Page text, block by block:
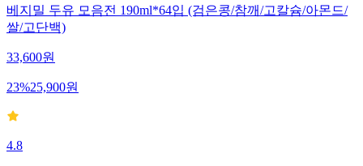
베지밀 두유 모음전 190ml*64입 (검은콩/참깨/고칼슘/아몬드/
쌀/고단백)
33,600원
23%25,900원
4.8